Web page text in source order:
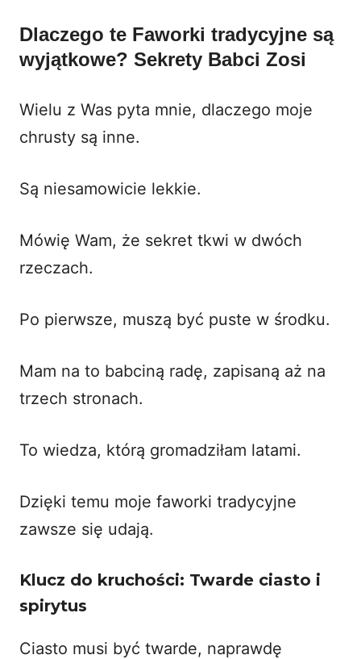
Dlaczego te Faworki tradycyjne są
wyjątkowe? Sekrety Babci Zosi
Wielu z Was pyta mnie, dlaczego moje
chrusty są inne.
Są niesamowicie lekkie.
Mówię Wam, że sekret tkwi w dwóch
rzeczach.
Po pierwsze, muszą być puste w środku.
Mam na to babciną radę, zapisaną aż na
trzech stronach.
To wiedza, którą gromadziłam latami.
Dzięki temu moje faworki tradycyjne
zawsze się udają.
Klucz do kruchości: Twarde ciasto i
spirytus
Ciasto musi być twarde, naprawdę